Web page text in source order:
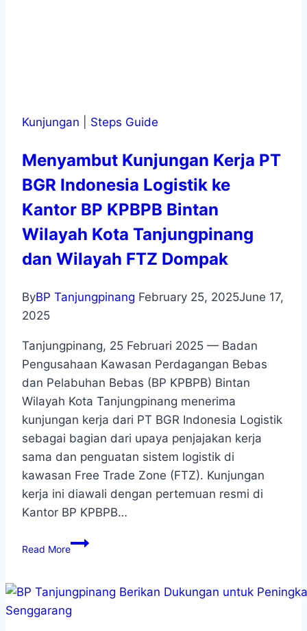
Kunjungan Steps Guide
Menyambut Kunjungan Kerja PT
BGR Indonesia Logistik ke
Kantor BP KPBPB Bintan
Wilayah Kota Tanjungpinang
dan Wilayah FTZ Dompak
ByBP Tanjungpinang February 25, 2025June 17,
2025
Tanjungpinang, 25 Februari 2025 — Badan
Pengusahaan Kawasan Perdagangan Bebas
dan Pelabuhan Bebas (BP KPBPB) Bintan
Wilayah Kota Tanjungpinang menerima
kunjungan kerja dari PT BGR Indonesia Logistik
sebagai bagian dari upaya penjajakan kerja
sama dan penguatan sistem logistik di
kawasan Free Trade Zone (FTZ). Kunjungan
kerja ini diawali dengan pertemuan resmi di
Kantor BP KPBPB…
Read More